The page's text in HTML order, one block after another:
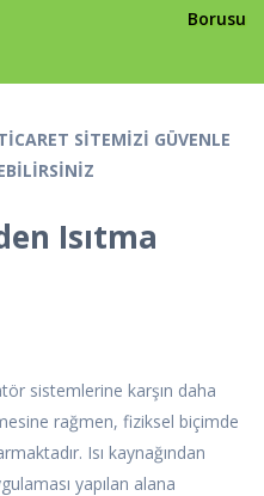
Borusu
SİTEMİZİ GÜVENLE
Isıtma
sistemlerine karşın daha
rağmen, fiziksel biçimde
Isı kaynağından
yapılan alana